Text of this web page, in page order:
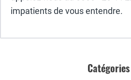
impatients de vous entendre.
Catégories